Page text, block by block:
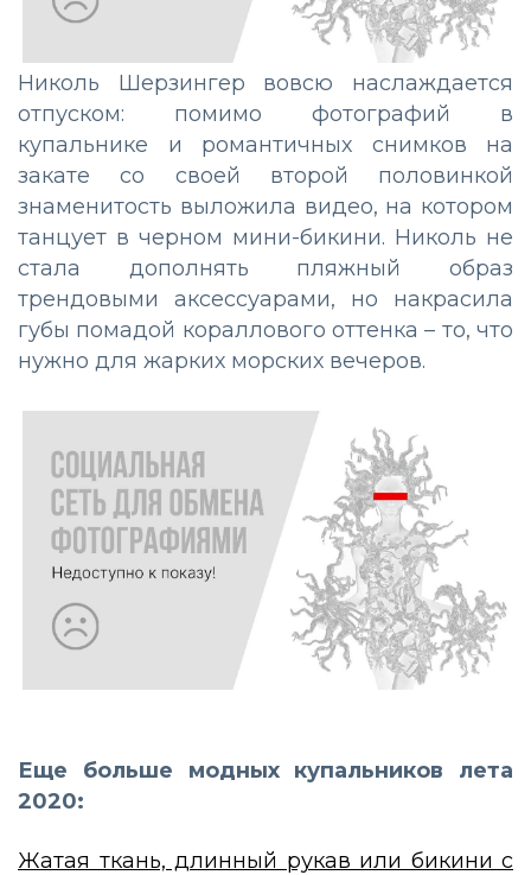
Николь Шерзингер вовсю наслаждается
отпуском: помимо фотографий в
купальнике и романтичных снимков на
закате со своей второй половинкой
знаменитость выложила видео, на котором
танцует в черном мини-бикини. Николь не
стала дополнять пляжный образ
трендовыми аксессуарами, но накрасила
губы помадой кораллового оттенка – то, что
нужно для жарких морских вечеров.
Еще больше модных купальников лета
2020:
Жатая ткань, длинный рукав или бикини с